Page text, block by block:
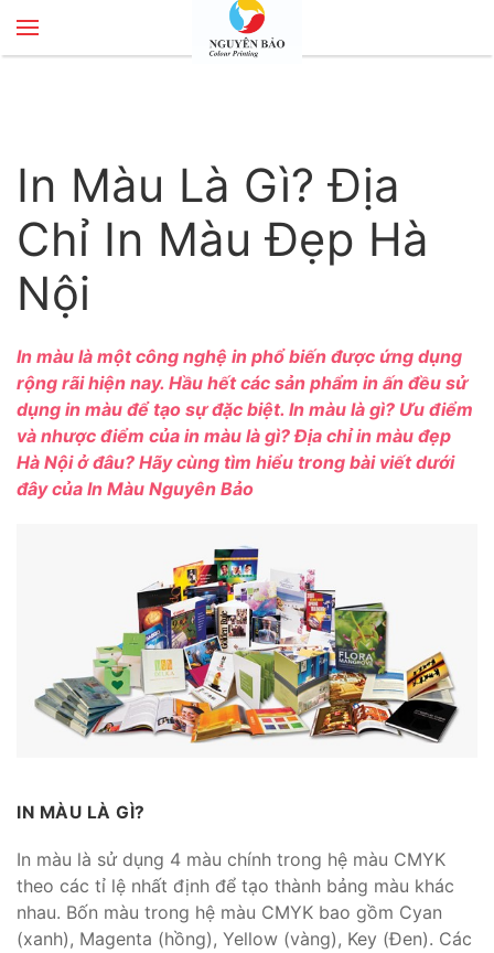
Skip to main content
In Màu Là Gì? Địa
Chỉ In Màu Đẹp Hà
Nội
In màu là một công nghệ in phổ biến được ứng dụng
rộng rãi hiện nay. Hầu hết các sản phẩm in ấn đều sử
dụng in màu để tạo sự đặc biệt. In màu là gì? Ưu điểm
và nhược điểm của in màu là gì? Địa chỉ in màu đẹp
Hà Nội ở đâu? Hãy cùng tìm hiểu trong bài viết dưới
đây của In Màu Nguyên Bảo
IN MÀU LÀ GÌ?
In màu là sử dụng 4 màu chính trong hệ màu CMYK
theo các tỉ lệ nhất định để tạo thành bảng màu khác
nhau. Bốn màu trong hệ màu CMYK bao gồm Cyan
(xanh), Magenta (hồng), Yellow (vàng), Key (Đen). Các